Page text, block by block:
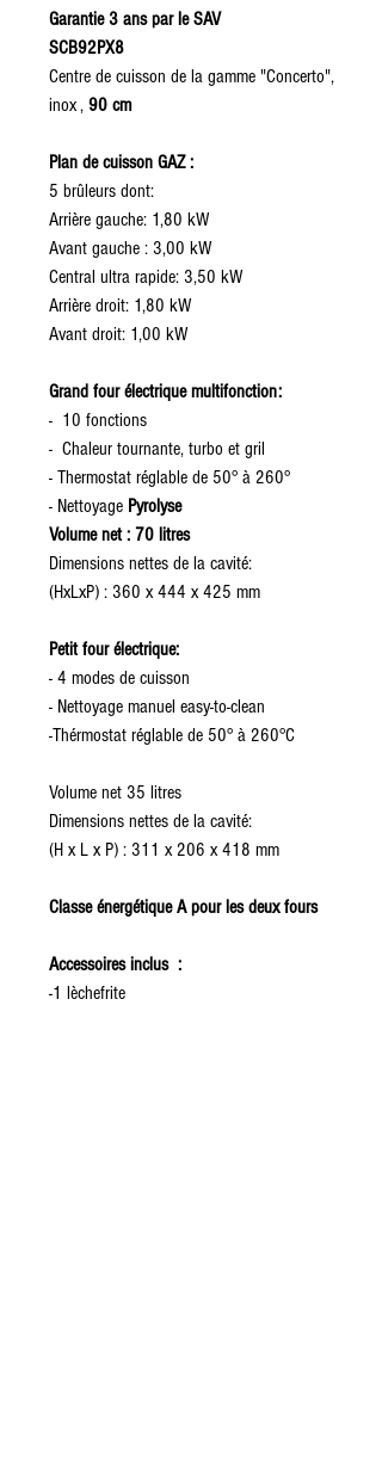
Garantie 3 ans par le SAV
SCB92PX8
Centre de cuisson de la gamme "Concerto",
inox , 90 cm
Plan de cuisson GAZ :
5 brûleurs dont:
Arrière gauche: 1,80 kW
Avant gauche : 3,00 kW
Central ultra rapide: 3,50 kW
Arrière droit: 1,80 kW
Avant droit: 1,00 kW
Grand four électrique multifonction:
- 10 fonctions
- Chaleur tournante, turbo et gril
- Thermostat réglable de 50° à 260°
- Nettoyage Pyrolyse
Volume net : 70 litres
Dimensions nettes de la cavité:
(HxLxP) : 360 x 444 x 425 mm
Petit four électrique:
- 4 modes de cuisson
- Nettoyage manuel easy-to-clean
-Thérmostat réglable de 50° à 260°C
Volume net 35 litres
Dimensions nettes de la cavité:
(H x L x P) : 311 x 206 x 418 mm
Classe énergétique A pour les deux fours
Accessoires inclus :
-1 lèchefrite